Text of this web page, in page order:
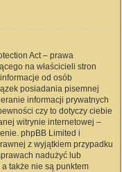
Act – prawa
na właścicieli stron
od osób
posiadania pisemnej
informacji prywatnych
czy to dotyczy ciebie
witrynie internetowej –
phpBB Limited i
z wyjątkiem przypadku
nadużyć lub
także nie są punktem